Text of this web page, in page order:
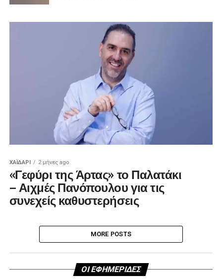
ΧΑΪΔΑΡΙ 2 μήνες ago
«Γεφύρι της Άρτας» το Παλατάκι
– Αιχμές Πανόπουλου για τις
συνεχείς καθυστερήσεις
MORE POSTS
ΟΙ ΕΦΗΜΕΡΙΔΕΣ